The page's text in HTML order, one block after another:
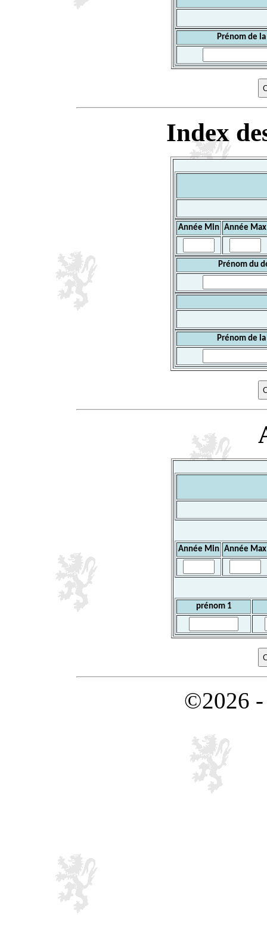
Prénom de
Index
Année Min Année Max
Prénom du
Prénom de
Année Min Année Max
prénom 1
©2026 -